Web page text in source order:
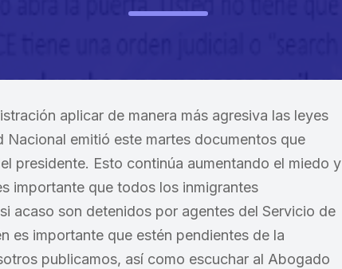
aplicar de manera más agresiva las leyes
emitió este martes documentos que
presidente. Esto continúa aumentando el miedo y
importante que todos los inmigrantes
acaso son detenidos por agentes del Servicio de
es importante que estén pendientes de la
publicamos, así como escuchar al Abogado